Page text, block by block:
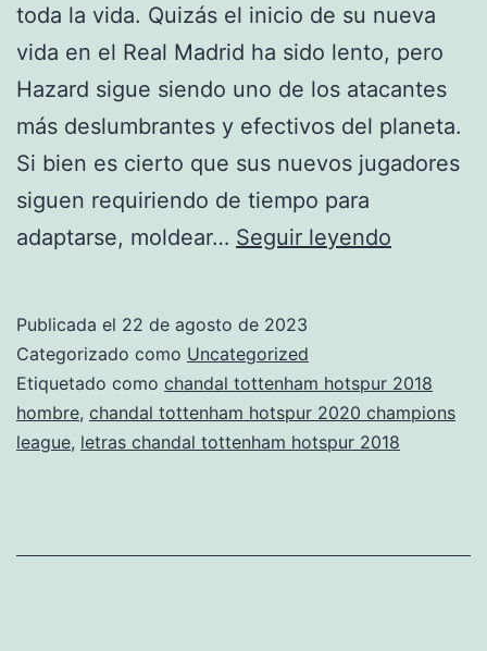
toda la vida. Quizás el inicio de su nueva
vida en el Real Madrid ha sido lento, pero
Hazard sigue siendo uno de los atacantes
más deslumbrantes y efectivos del planeta.
Si bien es cierto que sus nuevos jugadores
siguen requiriendo de tiempo para
adaptarse, moldear… Seguir leyendo
nio
Publicada el 22 de agosto de 2023
Categorizado como Uncategorized
Etiquetado como chandal tottenham hotspur 2018
hombre, chandal tottenham hotspur 2020 champions
league, letras chandal tottenham hotspur 2018